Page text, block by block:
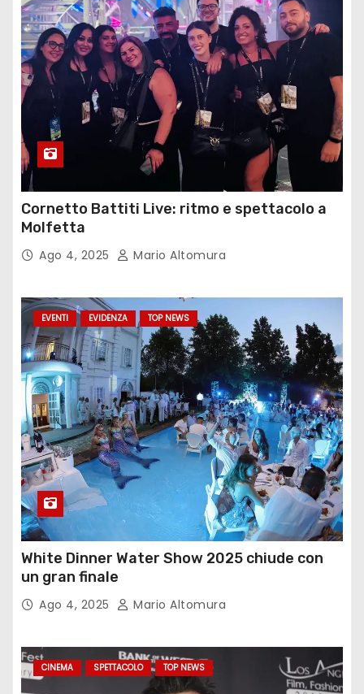
Cornetto Battiti Live: ritmo e spettacolo a
Molfetta
Ago 4, 2025 Mario Altomura
EVENTI EVIDENZA TOP NEWS
White Dinner Water Show 2025 chiude con
un gran finale
Ago 4, 2025 Mario Altomura
CINEMA SPETTACOLO TOP NEWS